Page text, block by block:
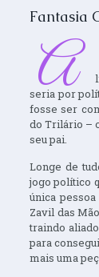
Fantasia
A
seria por
fosse ser
do Trilário –
seu pai.
Longe de
jogo político
única
Zavil das
traindo
para
mais uma